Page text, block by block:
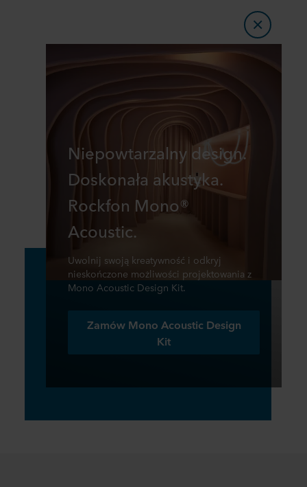
Niepowtarzalny design.
Doskonała akustyka.
Rockfon Mono®
Acoustic.
Uwolnij swoją kreatywność i odkryj
nieskończone możliwości projektowania z
Mono Acoustic Design Kit.
Zamów Mono Acoustic Design
Kit